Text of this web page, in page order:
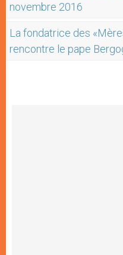
novembre 2016
La fondatrice des
rencontre le pape